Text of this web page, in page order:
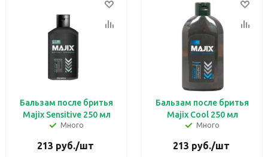
Бальзам после бритья
Majix Sensitive 250 мл
Много
213 руб./шт
Бальзам после бритья
Majix Cool 250 мл
Много
213 руб./шт